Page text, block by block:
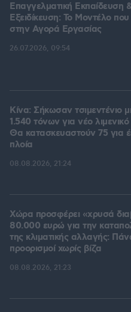
Επαγγελματική Εκπαίδευση
Εξειδίκευση: Το Mοντέλο
στην Aγορά Eργασίας
26.07.2026, 09:54
Κίνα: Σήκωσαν τσιμεντένιο
1.540 τόνων για νέο
Θα κατασκευαστούν 75 για
πλοία
08.08.2026, 21:24
Χώρα προσφέρει «χρυσά
80.000 ευρώ για την
της κλιματικής αλλαγής:
προορισμοί χωρίς βίζα
08.08.2026, 21:23